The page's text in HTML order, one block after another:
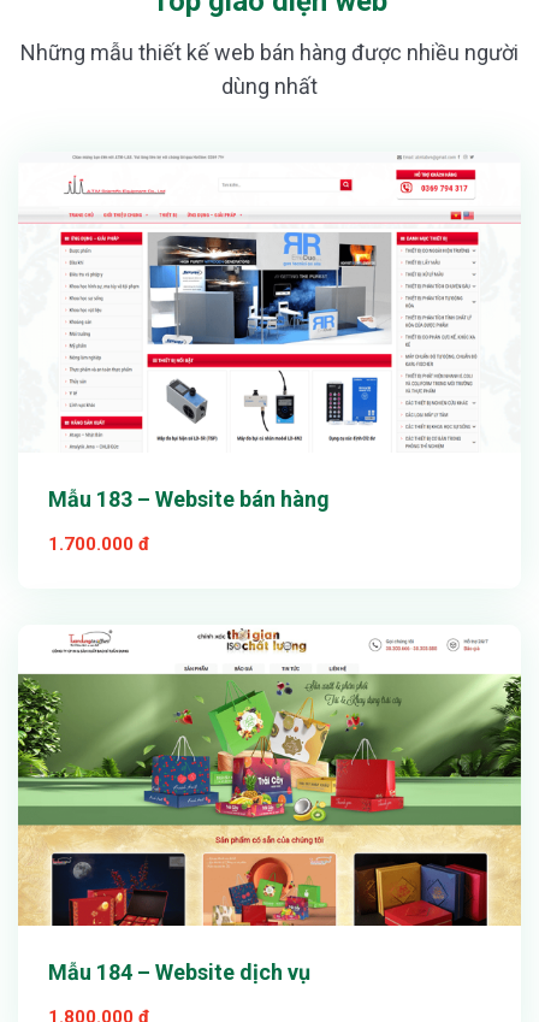
Những mẫu thiết kế web bán hàng được nhiều người
dùng nhất
Mẫu 183 – Website bán hàng
1.700.000 đ
Chi tiết
Mẫu 184 – Website dịch vụ